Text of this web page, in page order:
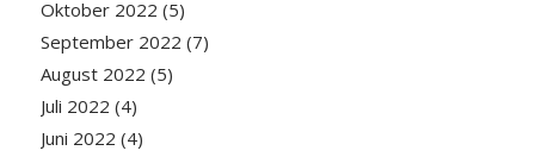
Oktober 2022 (5)
September 2022 (7)
August 2022 (5)
Juli 2022 (4)
Juni 2022 (4)